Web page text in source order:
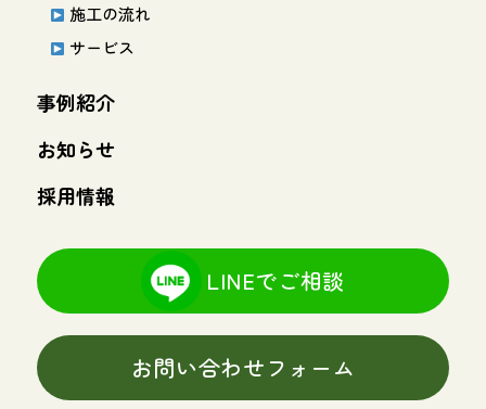
施工の流れ
サービス
事例紹介
お知らせ
採用情報
LINEでご相談
お問い合わせフォーム